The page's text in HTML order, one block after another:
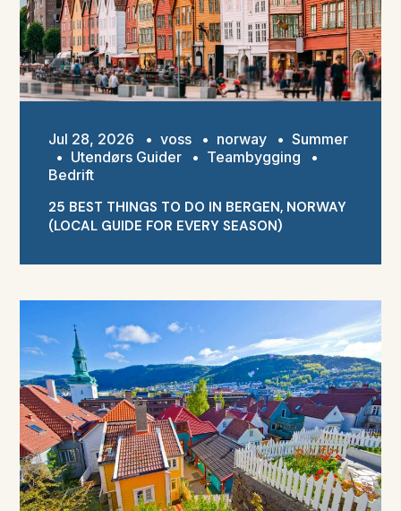
Jul 28, 2026 • voss • norway • Summer
• Utendørs Guider • Teambygging
•
Bedrift
25 BEST THINGS TO DO IN BERGEN, NORWAY
(LOCAL GUIDE FOR EVERY SEASON)